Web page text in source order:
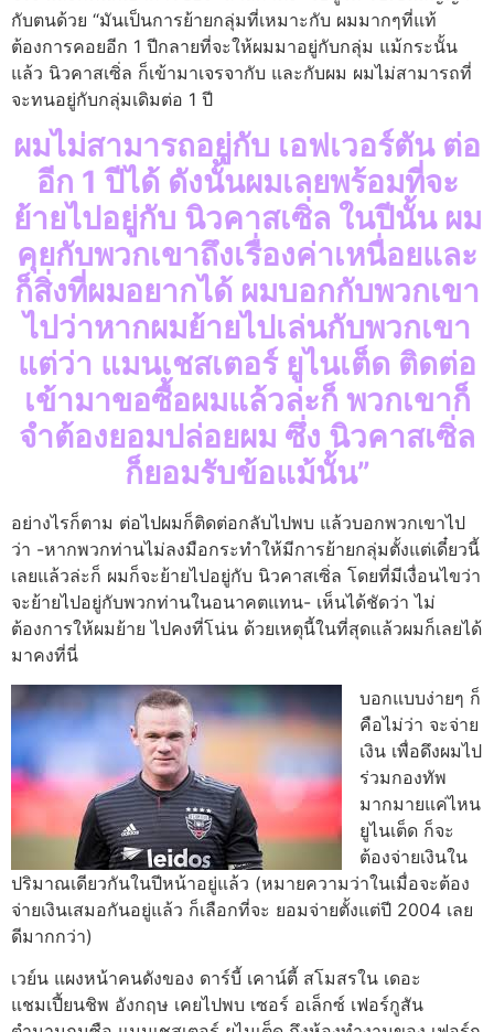
กับตนด้วย “มันเป็นการย้ายกลุ่มที่เหมาะกับ ผมมากๆที่แท้
ต้องการคอยอีก 1 ปีกลายที่จะให้ผมมาอยู่กับกลุ่ม แม้กระนั้น
แล้ว นิวคาสเซิ่ล ก็เข้ามาเจรจากับ และกับผม ผมไม่สามารถที่
จะทนอยู่กับกลุ่มเดิมต่อ 1 ปี
ผมไม่สามารถอยู่กับ เอฟเวอร์ตัน ต่อ
อีก 1 ปีได้ ดังนั้นผมเลยพร้อมที่จะ
ย้ายไปอยู่กับ นิวคาสเซิ่ล ในปีนั้น ผม
คุยกับพวกเขาถึงเรื่องค่าเหนื่อยและ
ก็สิ่งที่ผมอยากได้ ผมบอกกับพวกเขา
ไปว่าหากผมย้ายไปเล่นกับพวกเขา
แต่ว่า แมนเชสเตอร์ ยูไนเต็ด ติดต่อ
เข้ามาขอซื้อผมแล้วล่ะก็ พวกเขาก็
จำต้องยอมปล่อยผม ซึ่ง นิวคาสเซิ่ล
ก็ยอมรับข้อแม้นั้น”
อย่างไรก็ตาม ต่อไปผมก็ติดต่อกลับไปพบ แล้วบอกพวกเขาไป
ว่า -หากพวกท่านไม่ลงมือกระทำให้มีการย้ายกลุ่มตั้งแต่เดี๋ยวนี้
เลยแล้วล่ะก็ ผมก็จะย้ายไปอยู่กับ นิวคาสเซิ่ล โดยที่มีเงื่อนไขว่า
จะย้ายไปอยู่กับพวกท่านในอนาคตแทน- เห็นได้ชัดว่า ไม่
ต้องการให้ผมย้าย ไปคงที่โน่น ด้วยเหตุนี้ในที่สุดแล้วผมก็เลยได้
มาคงที่นี่
บอกแบบง่ายๆ ก็
คือไม่ว่า จะจ่าย
เงิน เพื่อดึงผมไป
ร่วมกองทัพ
มากมายแค่ไหน
ยูไนเต็ด ก็จะ
ต้องจ่ายเงินใน
ปริมาณเดียวกันในปีหน้าอยู่แล้ว (หมายความว่าในเมื่อจะต้อง
จ่ายเงินเสมอกันอยู่แล้ว ก็เลือกที่จะ ยอมจ่ายตั้งแต่ปี 2004 เลย
ดีมากกว่า)
เวย์น แผงหน้าคนดังของ ดาร์บี้ เคาน์ตี้ สโมสรใน เดอะ
แชมเปี้ยนชิพ อังกฤษ เคยไปพบ เซอร์ อเล็กซ์ เฟอร์กูสัน